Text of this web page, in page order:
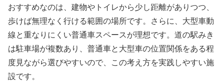
おすすめなのは、建物やトイレから少し距離がありつつ、
歩けば無理なく行ける範囲の場所です。さらに、大型車動
線と重なりにくい普通車スペースが理想です。道の駅みき
は駐車場が複数あり、普通車と大型車の位置関係をある程
度見ながら選びやすいので、この考え方を実践しやすい施
設です。